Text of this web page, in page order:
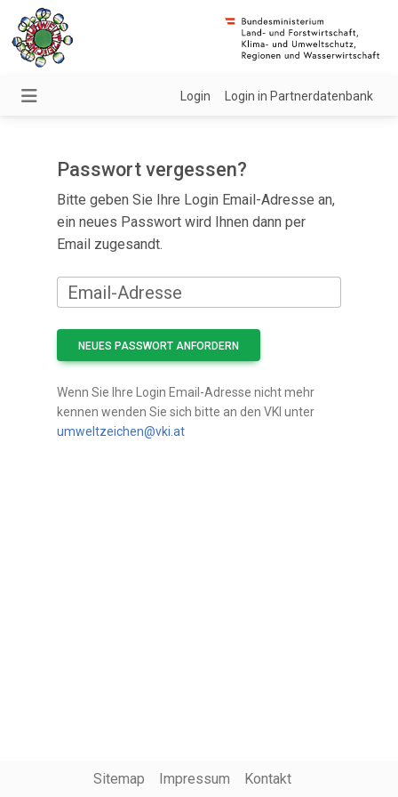
Login Login in Partnerdatenbank
Passwort vergessen?
Bitte geben Sie Ihre Login Email-Adresse an,
ein neues Passwort wird Ihnen dann per
Email zugesandt.
Email-Adresse
Wenn Sie Ihre Login Email-Adresse nicht mehr
kennen wenden Sie sich bitte an den VKI unter
umweltzeichen@vki.at
Sitemap Impressum Kontakt